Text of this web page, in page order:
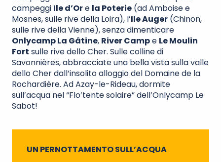
campeggi Ile d’Ore la Poterie (ad Amboise e
Mosnes, sulle rive della Loira), l’Ile Auger (Chinon,
sulle rive della Vienne), senza dimenticare
Onlycamp La Gâtine, River Campe Le Moulin
Fort sulle rive dello Cher. Sulle colline di
Savonnières, abbracciate una bella vista sulla valle
dello Cher dall’insolito alloggio del Domaine de la
Rochardière. Ad Azay-le-Rideau, dormite
sull’acqua nel “Flo’tente solaire” dell’Onlycamp Le
Sabot!
UN PERNOTTAMENTO SULL’ACQUA